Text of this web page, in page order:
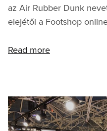
az Air Rubber Dunk
elejétől a Footshop
Read more